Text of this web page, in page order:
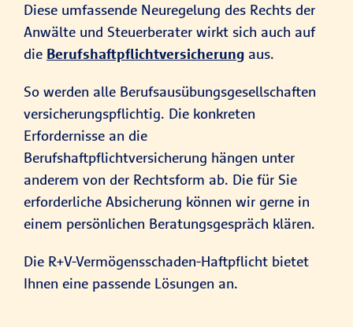
Diese umfassende Neuregelung des Rechts der
Anwälte und Steuerberater wirkt sich auch auf
die Berufshaftpflichtversicherung aus.
So werden alle Berufsausübungsgesellschaften
versicherungspflichtig. Die konkreten
Erfordernisse an die
Berufshaftpflichtversicherung hängen unter
anderem von der Rechtsform ab. Die für Sie
erforderliche Absicherung können wir gerne in
einem persönlichen Beratungsgespräch klären.
Die R+V-Vermögensschaden-Haftpflicht bietet
Ihnen eine passende Lösungen an.